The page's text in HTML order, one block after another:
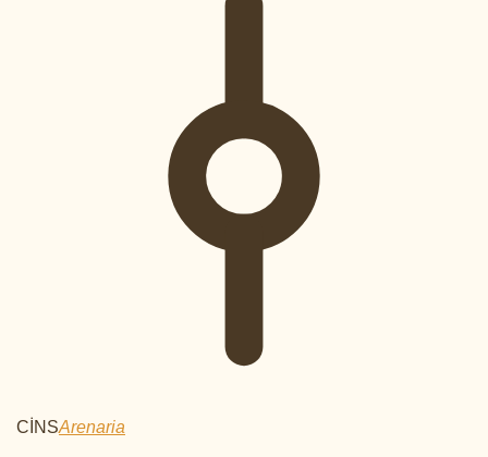
CİNSArenaria